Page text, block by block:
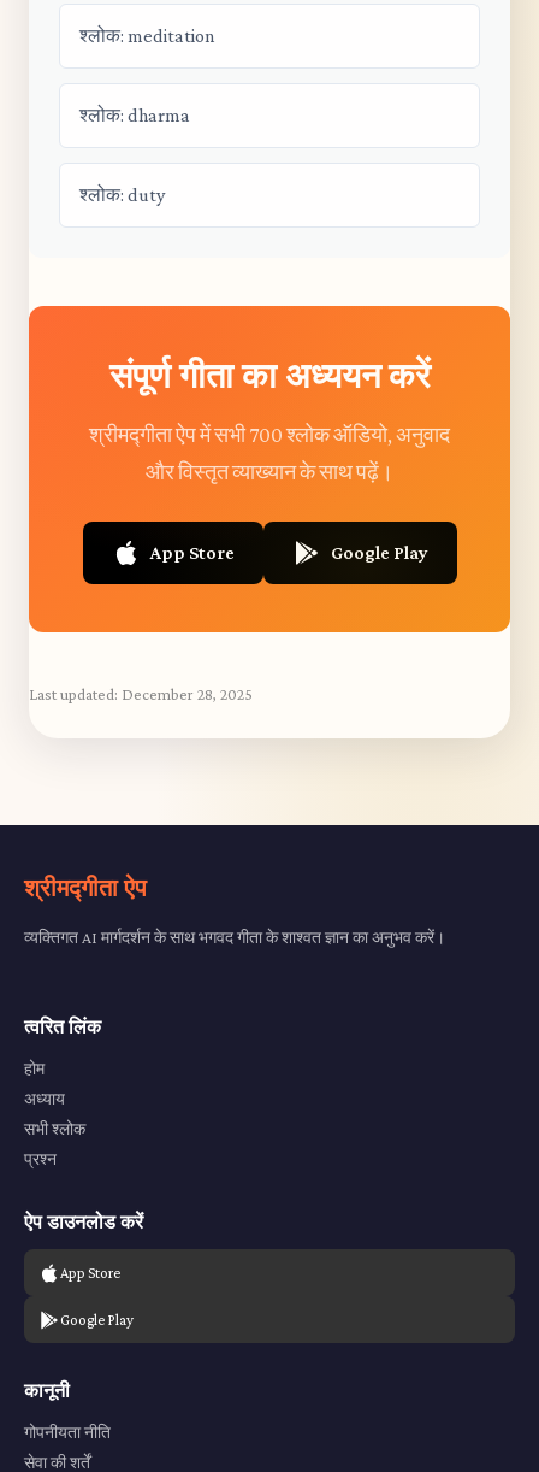
श्लोक: meditation
श्लोक: dharma
श्लोक: duty
संपूर्ण गीता का अध्ययन करें
श्रीमद्गीता ऐप में सभी 700 श्लोक ऑडियो, अनुवाद
और विस्तृत व्याख्यान के साथ पढ़ें।
App Store Google Play
Last updated: December 28, 2025
श्रीमद्गीता ऐप
व्यक्तिगत AI मार्गदर्शन के साथ भगवद गीता के शाश्वत ज्ञान का अनुभव करें।
त्वरित लिंक
होम
अध्याय
सभी श्लोक
प्रश्न
ऐप डाउनलोड करें
App Store
Google Play
कानूनी
गोपनीयता नीति
सेवा की शर्तें